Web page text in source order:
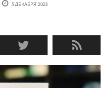
5 ДЕКАБРЯ'2023